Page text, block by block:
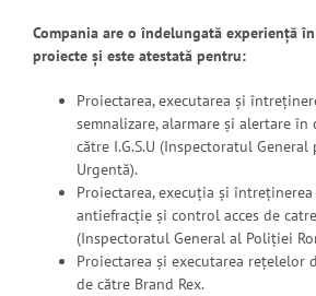
Compania are o îndelungată experienţă
proiecte şi este atestată pentru:
Proiectarea, executarea și
semnalizare, alarmare şi alertare în
către I.G.S.U (Inspectoratul
Urgentă).
Proiectarea, execuția și
antiefracție și control acces de catre
(Inspectoratul General al Poliției
Proiectarea și executarea rețelelor
de către Brand Rex.